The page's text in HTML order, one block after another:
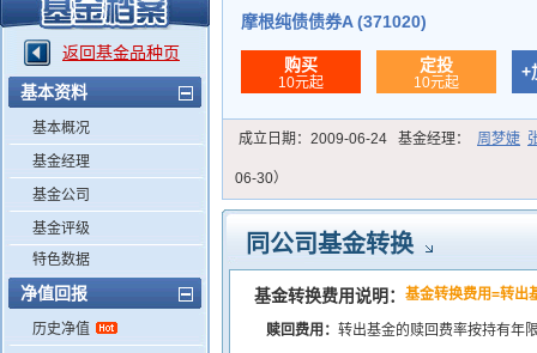
返回基金品种页
基本资料
基本概况
基金经理
基金公司
基金评级
特色数据
净值回报
历史净值
摩根纯债债券A (371020)
购买
10元起
定投
10元起
+
成立日期： 2009-06-24 基金经理： 周梦婕
06-30）
同公司基金转换
基金转换费用说明： 基金转换费用=转出
赎回费用： 转出基金的赎回费率按持有年